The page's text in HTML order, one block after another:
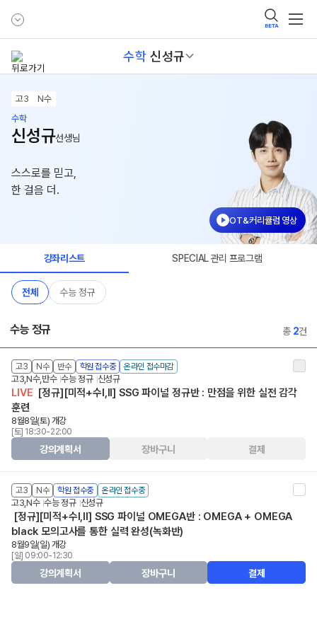
BETA
수학 신성규
고3
N수
수학
신성규선생님
스스로를 믿고,
한 걸음 더.
OT&커리큘럼 영상
강좌리스트 SPECIAL 관리 프로그램
전체 수능 정규
수능 정규 총 2건
고3 N수 반수 학원 접수중 온라인 접수마감
고3,N수,반수 수능 정규 신성규
LIVE [정규][미적+수I,II] SSG 파이널 정규반 : 만점을 위한 실전 감각
훈련
8월8일(토) 개강
[토] 18:30-22:00
강의계획서 장바구니 결제
고3 N수 학원 접수중 온라인 접수중
고3,N수 수능 정규 신성규
[정규][미적+수I,II] SSG 파이널 OMEGA반 : OMEGA + OMEGA
black 모의고사를 통한 실력 완성(녹화반)
8월9일(일) 개강
[일] 09:00-12:30
강의계획서 장바구니 결제